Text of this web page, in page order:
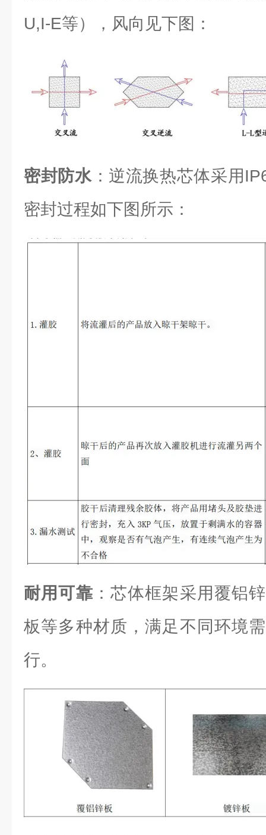
U,I-E等），风向见下图：
密封防水：逆流换热芯体采用
密封过程如下图所示：
耐用可靠 ：芯体框架采用覆铝
板等多种材质，满足不同环境
行。